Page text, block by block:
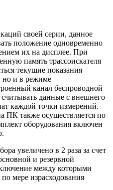
своей серии, данное
положение одновременно
их на дисплее. При
память трассоискателя
текущие показания
но и в режиме
канал беспроводной
данные с внешнего
каждой точки измерений.
ПК также осуществляется по
оборудования включен
увеличено в 2 раза за счет
и резервной
между которыми
мере израсходования